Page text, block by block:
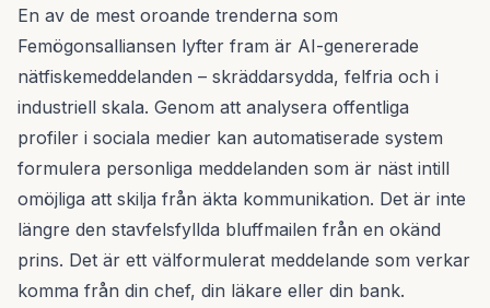
En av de mest oroande trenderna som
Femögonsalliansen lyfter fram är AI-genererade
nätfiskemeddelanden – skräddarsydda, felfria och i
industriell skala. Genom att analysera offentliga
profiler i sociala medier kan automatiserade system
formulera personliga meddelanden som är näst intill
omöjliga att skilja från äkta kommunikation. Det är inte
längre den stavfelsfyllda bluffmailen från en okänd
prins. Det är ett välformulerat meddelande som verkar
komma från din chef, din läkare eller din bank.